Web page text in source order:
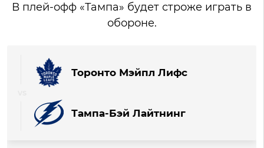
В плей-офф «Тампа» будет строже играть в
обороне.
Торонто Мэйпл Лифс
Тампа-Бэй Лайтнинг